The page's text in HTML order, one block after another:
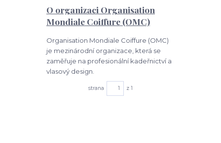
O organizaci Organisation
Mondiale Coiffure (OMC)
Organisation Mondiale Coiffure (OMC)
je mezinárodní organizace, která se
zaměřuje na profesionální kadeřnictví a
vlasový design.
strana z 1